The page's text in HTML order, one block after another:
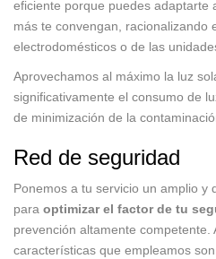
eficiente porque puedes adaptarte
más te convengan, racionalizando
electrodomésticos o de las
Aprovechamos al máximo la luz
significativamente el consumo de
de minimización de la
Red de seguridad
Ponemos a tu servicio un amplio y
para optimizar el factor de tu
prevención altamente competente.
características que empleamos